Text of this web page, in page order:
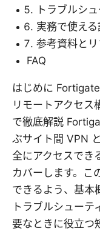
トラブルシ
実務で使える
参考資料とリ
FAQ
はじめに
リモートアクセス
で徹底解説
ぶサイト間 VPN
全にアクセスでき
カバーします。こ
できるよう、基本
トラブルシュー
要なときに役立つ